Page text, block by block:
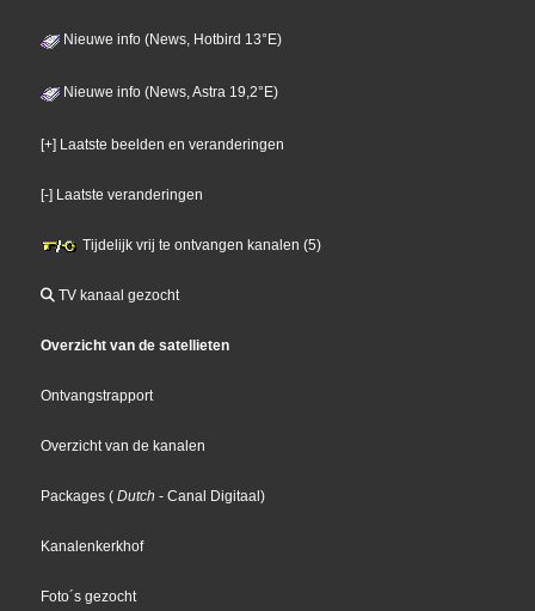
Nieuwe info (News, Hotbird 13°E)
Nieuwe info (News, Astra 19,2°E)
[+] Laatste beelden en veranderingen
[-] Laatste veranderingen
Tijdelijk vrij te ontvangen kanalen (5)
TV kanaal gezocht
Overzicht van de satellieten
Ontvangstrapport
Overzicht van de kanalen
Packages ( Dutch - Canal Digitaal)
Kanalenkerkhof
Foto´s gezocht